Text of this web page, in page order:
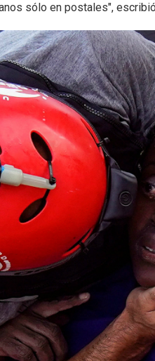
sólo en postales",